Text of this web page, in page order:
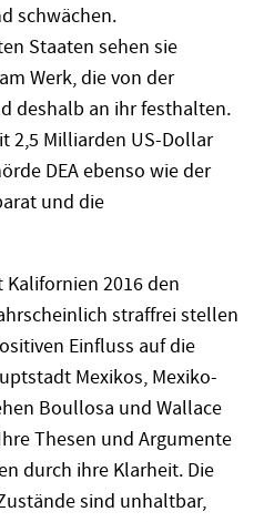
schwächen.
Staaten sehen sie
Werk, die von der
deshalb an ihr festhalten.
2,5 Milliarden US-Dollar
DEA ebenso wie der
und die
Kalifornien 2016 den
straffrei stellen
Einfluss auf die
Mexikos, Mexiko-
Boullosa und Wallace
Thesen und Argumente
durch ihre Klarheit. Die
sind unhaltbar,